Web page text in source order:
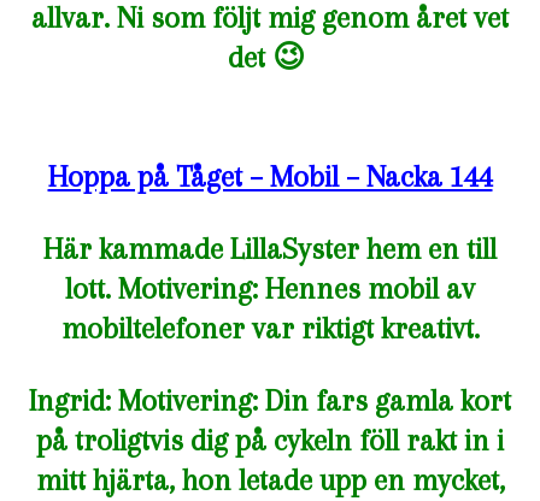
allvar. Ni som följt mig genom året vet
det 😉
Hoppa på Tåget – Mobil – Nacka 144
Här kammade LillaSyster hem en till
lott. Motivering: Hennes mobil av
mobiltelefoner var riktigt kreativt.
Ingrid: Motivering: Din fars gamla kort
på troligtvis dig på cykeln föll rakt in i
mitt hjärta, hon letade upp en mycket,